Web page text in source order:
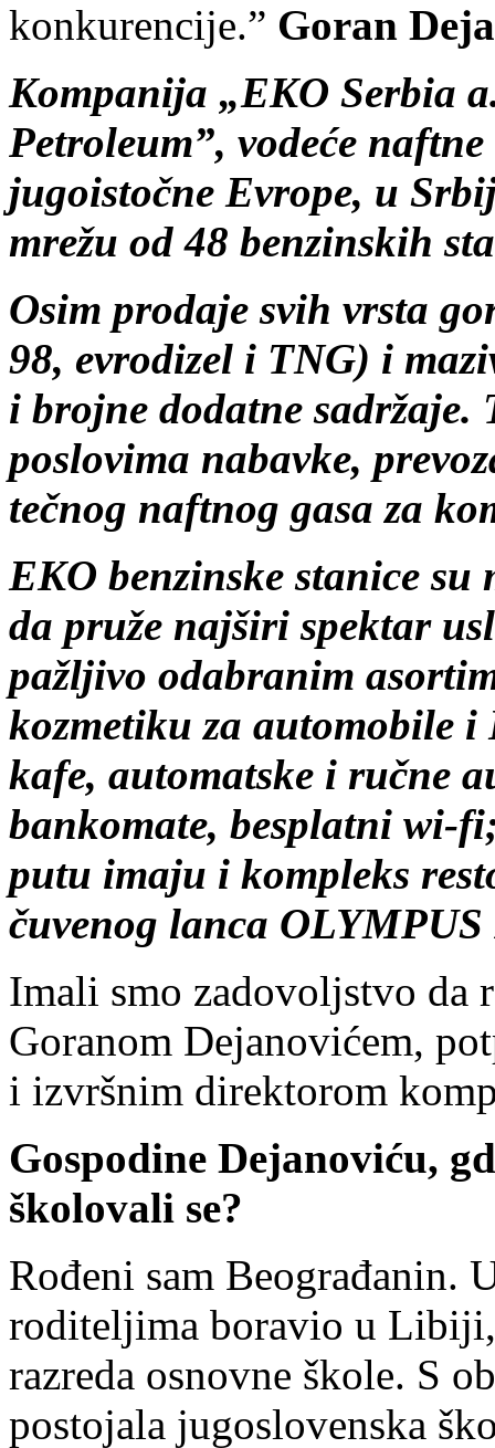
konkurencije.” Goran
Kompanija „EKO Serbia
Petroleum”, vodeće
jugoistočne Evrope, u
mrežu od 48 benzinskih
Osim prodaje svih vrsta
98, evrodizel i TNG) i
i brojne dodatne sadržaje.
poslovima nabavke,
tečnog naftnog gasa za
EKO benzinske stanice
da pruže najširi spektar
pažljivo odabranim
kozmetiku za automobile
kafe, automatske i ručne
bankomate, besplatni wi-
putu imaju i kompleks
čuvenog lanca
Imali smo zadovoljstvo da
Goranom Dejanovićem,
i izvršnim direktorom
Gospodine Dejanoviću,
školovali se?
Rođeni sam Beograđanin.
roditeljima boravio u Libiji,
razreda osnovne škole. S
postojala jugoslovenska